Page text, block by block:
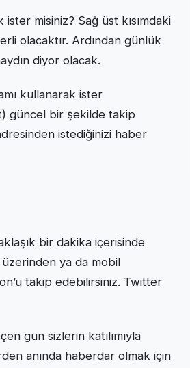
misiniz? Sağ üst kısımdaki
olacaktır. Ardından günlük
diyor olacak.
kullanarak ister
güncel bir şekilde takip
istediğinizi haber
bir dakika içerisinde
üzerinden ya da mobil
takip edebilirsiniz. Twitter
gün sizlerin katılımıyla
anında haberdar olmak için